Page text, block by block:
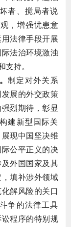
者、搅局者说
，增强忧患意
法律手段开展
法治环境激浊
支持。
制定对外关系
展的外交政策
烈期待，彰显
建新型国际关
现中国坚决维
公平正义的决
外国国家及其
填补涉外领域
解风险的关口
争的法律工具
程序的特别规